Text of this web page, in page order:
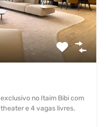
no Itaim Bibi com
e 4 vagas livres.